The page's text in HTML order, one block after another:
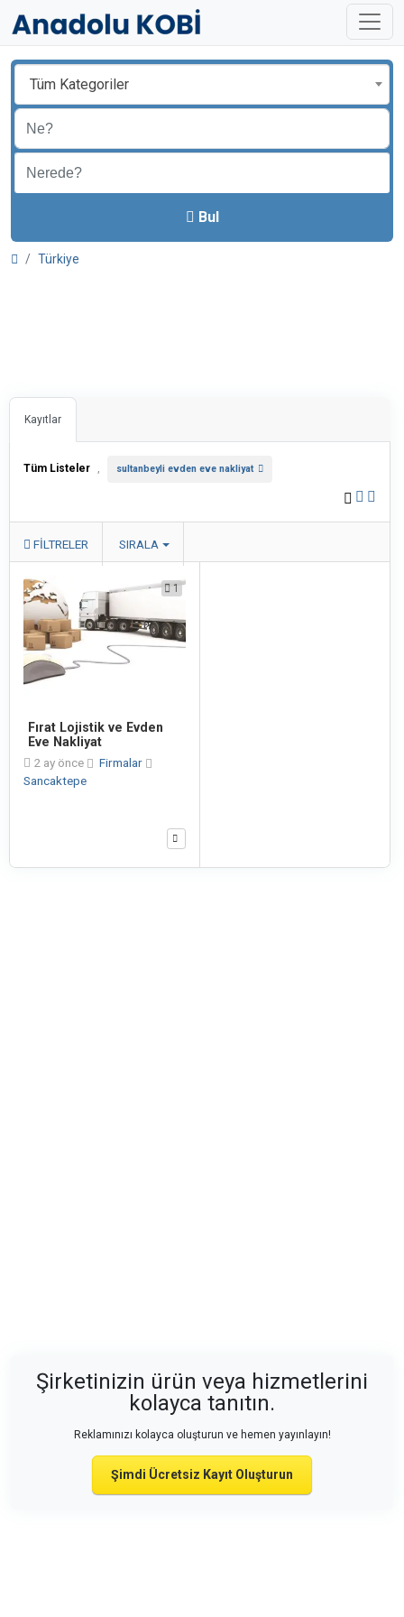
Tüm Kategoriler
Bul
Türkiye
Kayıtlar
Tüm Listeler , sultanbeyli evden eve nakliyat
FILTRELER SIRALA
1
Fırat Lojistik ve Evden
Eve Nakliyat
2 ay önce
Firmalar
Sancaktepe
Şirketinizin ürün veya hizmetlerini
kolayca tanıtın.
Reklamınızı kolayca oluşturun ve hemen yayınlayın!
Şimdi Ücretsiz Kayıt Oluşturun